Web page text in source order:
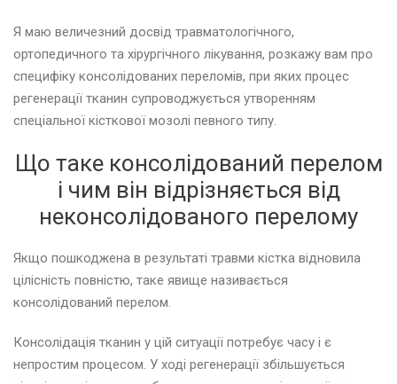
Я маю величезний досвід травматологічного,
ортопедичного та хірургічного лікування, розкажу вам про
специфіку консолідованих переломів, при яких процес
регенерації тканин супроводжується утворенням
спеціальної кісткової мозолі певного типу.
Що таке консолідований перелом
і чим він відрізняється від
неконсолідованого перелому
Якщо пошкоджена в результаті травми кістка відновила
цілісність повністю, таке явище називається
консолідований перелом.
Консолідація тканин у цій ситуації потребує часу і є
непростим процесом. У ході регенерації збільшується